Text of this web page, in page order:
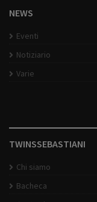
NEWS
Eventi
Notiziario
Varie
TWINSSEBASTIANI
Chi siamo
Bacheca